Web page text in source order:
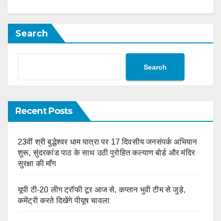
Search
Search
Recent Posts
23वीं श्री बुद्धेश्वर धाम यात्रा पर 17 दिवसीय जनसंपर्क अभियान
शुरू, सुंदरकांड पाठ के साथ उठी पुरोहित कल्याण बोर्ड और मंदिर
सुरक्षा की माँग
यूपी टी-20 लीग ट्रॉफी टूर आज से, कप्तान भुवी टीम से जुड़े,
कमेंट्री करते दिखेंगे पीयूष चावला